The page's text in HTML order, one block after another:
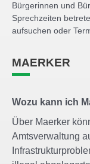
Bürgerinnen und
Sprechzeiten
aufsuchen oder
MAERKER
Wozu kann ich
Über Maerker
Amtsverwaltung